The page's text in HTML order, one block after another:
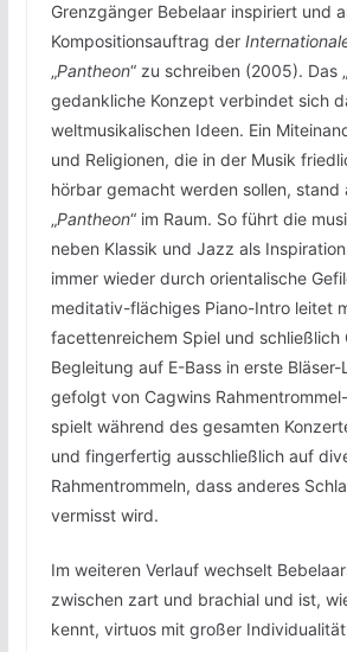
Grenzgänger Bebelaar inspiriert und
Kompositionsauftrag der
„Pantheon“ zu schreiben (2005). Das „
gedankliche Konzept verbindet sich
weltmusikalischen Ideen. Ein
und Religionen, die in der Musik
hörbar gemacht werden sollen, stand
„Pantheon“ im Raum. So führt die
neben Klassik und Jazz als
immer wieder durch orientalische
meditativ-flächiges Piano-Intro leitet
facettenreichem Spiel und schließlich
Begleitung auf E-Bass in erste Bläser-
gefolgt von Cagwins
spielt während des gesamten
und fingerfertig ausschließlich auf
Rahmentrommeln, dass anderes
vermisst wird.
Im weiteren Verlauf wechselt
zwischen zart und brachial und ist,
kennt, virtuos mit großer